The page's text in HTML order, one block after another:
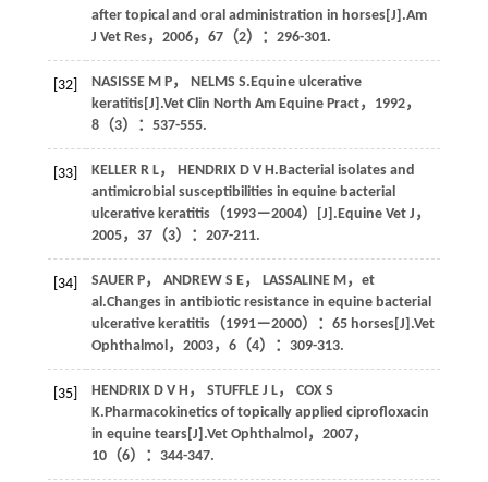
after topical and oral administration in horses[J].Am
J Vet Res， 2006， 67（2）：296-301.
[32] NASISSE M P， NELMS S.Equine ulcerative
keratitis[J].Vet Clin North Am Equine Pract， 1992，
8（3）：537-555.
[33] KELLER R L， HENDRIX D V H.Bacterial isolates and
antimicrobial susceptibilities in equine bacterial
ulcerative keratitis（1993－2004）[J].Equine Vet J ，
2005， 37（3）：207-211.
[34] SAUER P， ANDREW S E， LASSALINE M， et
al.Changes in antibiotic resistance in equine bacterial
ulcerative keratitis（1991－2000）：65 horses[J].Vet
Ophthalmol， 2003， 6（4）：309-313.
[35] HENDRIX D V H ， STUFFLE J L， COX S
K.Pharmacokinetics of topically applied ciprofloxacin
in equine tears[J].Vet Ophthalmol， 2007，
10（6）：344-347.